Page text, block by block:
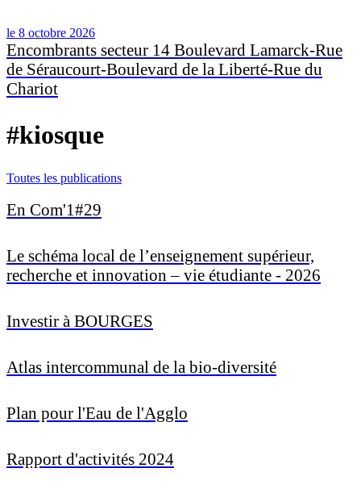
le 8 octobre 2026
Encombrants secteur 14 Boulevard Lamarck-Rue
de Séraucourt-Boulevard de la Liberté-Rue du
Chariot
#kiosque
Toutes les publications
En Com'1#29
Le schéma local de l’enseignement supérieur,
recherche et innovation – vie étudiante - 2026
Investir à BOURGES
Atlas intercommunal de la bio-diversité
Plan pour l'Eau de l'Agglo
Rapport d'activités 2024